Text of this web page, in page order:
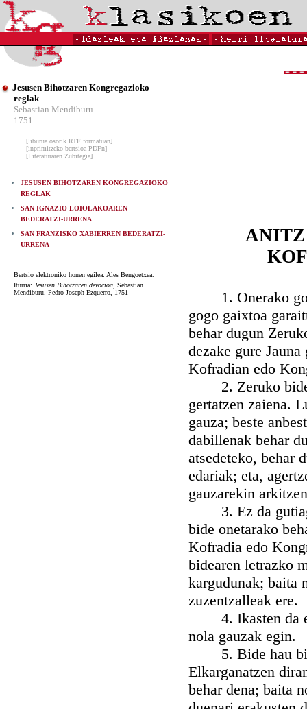
Jesusen Bihotzaren Kongregazioko
reglak
Sebastian Mendiburu
1751
[liburua osorik RTF formatuan]
[inprimitzeko bertsioa PDFn]
[Literaturaren Zubitegia]
JESUSEN BIHOTZAREN KONGREGAZIOKO
REGLAK
SAN IGNAZIO LOIOLAKOAREN
BEDERATZI-URRENA
SAN FRANZISKO XABIERREN BEDERATZI-
URRENA
Bertsio elektroniko honen egilea: Ales Bengoetxea.
Iturria: Jesusen Bihotzaren devocioa , Sebastian
Mendiburu. Pedro Joseph Ezquerro, 1751
ANITZ
1. Onerako
gogo gaixtoa
behar dugun
dezake gure
Kofradian edo
2. Zeruko
gertatzen zaiena.
gauza; beste
dabillenak behar
atsedeteko, behar
edariak; eta,
gauzarekin
3. Ez da
bide onetarako
Kofradia edo
bidearen letrazko
kargudunak; baita
zuzentzalleak ere.
4. Ikasten da
nola gauzak egin.
5. Bide hau bi
Elkarganatzen
behar dena; baita